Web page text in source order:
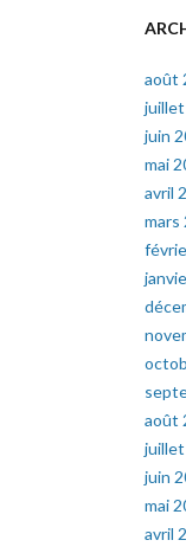
août
juin
mai
avril
mars
août
juin
mai
avril